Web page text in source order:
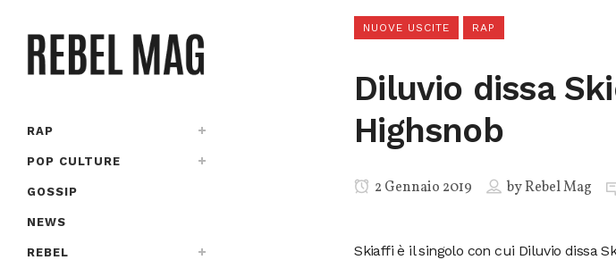
RAP
POP CULTURE
GOSSIP
NEWS
REBEL
NUOVE USCITE RAP
Diluvio dissa
Highsnob
2 Gennaio 2019 byRebel Mag
Skiaffi è il singolo con cui Diluvio dissa